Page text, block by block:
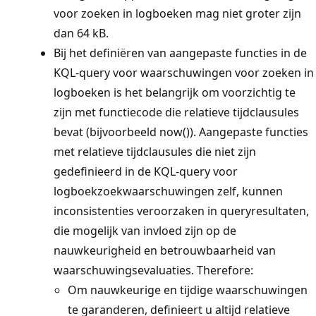
voor zoeken in logboeken mag niet groter zijn
dan 64 kB.
Bij het definiëren van aangepaste functies in de
KQL-query voor waarschuwingen voor zoeken in
logboeken is het belangrijk om voorzichtig te
zijn met functiecode die relatieve tijdclausules
bevat (bijvoorbeeld now()). Aangepaste functies
met relatieve tijdclausules die niet zijn
gedefinieerd in de KQL-query voor
logboekzoekwaarschuwingen zelf, kunnen
inconsistenties veroorzaken in queryresultaten,
die mogelijk van invloed zijn op de
nauwkeurigheid en betrouwbaarheid van
waarschuwingsevaluaties. Therefore:
Om nauwkeurige en tijdige waarschuwingen
te garanderen, definieert u altijd relatieve